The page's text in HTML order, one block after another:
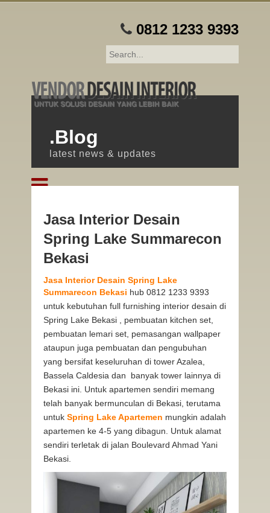
0812 1233 9393
.Blog
latest news & updates
Jasa Interior Desain
Spring Lake Summarecon
Bekasi
Jasa Interior Desain Spring Lake
Summarecon Bekasi hub 0812 1233 9393
untuk kebutuhan full furnishing interior desain di
Spring Lake Bekasi , pembuatan kitchen set,
pembuatan lemari set, pemasangan wallpaper
ataupun juga pembuatan dan pengubuhan
yang bersifat keseluruhan di tower Azalea,
Bassela Caldesia dan banyak tower lainnya di
Bekasi ini. Untuk apartemen sendiri memang
telah banyak bermunculan di Bekasi, terutama
untuk Spring Lake Apartemen mungkin adalah
apartemen ke 4-5 yang dibagun. Untuk alamat
sendiri terletak di jalan Boulevard Ahmad Yani
Bekasi.